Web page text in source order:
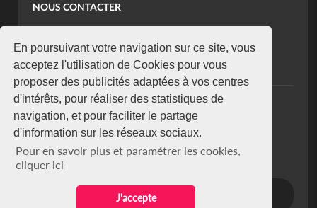
En poursuivant votre navigation sur ce site, vous
acceptez l'utilisation de Cookies pour vous
proposer des publicités adaptées à vos centres
d'intérêts, pour réaliser des statistiques de
navigation, et pour faciliter le partage
d'information sur les réseaux sociaux.
Pour en savoir plus et paramétrer les cookies,
cliquer ici
J'accepte
NOUS CONTACTER
koaci@yahoo.fr
+225 07 08 85 52 93
NEWSLETTER
Restez connecté via notre newsletter
S'abonner
Se désabonner